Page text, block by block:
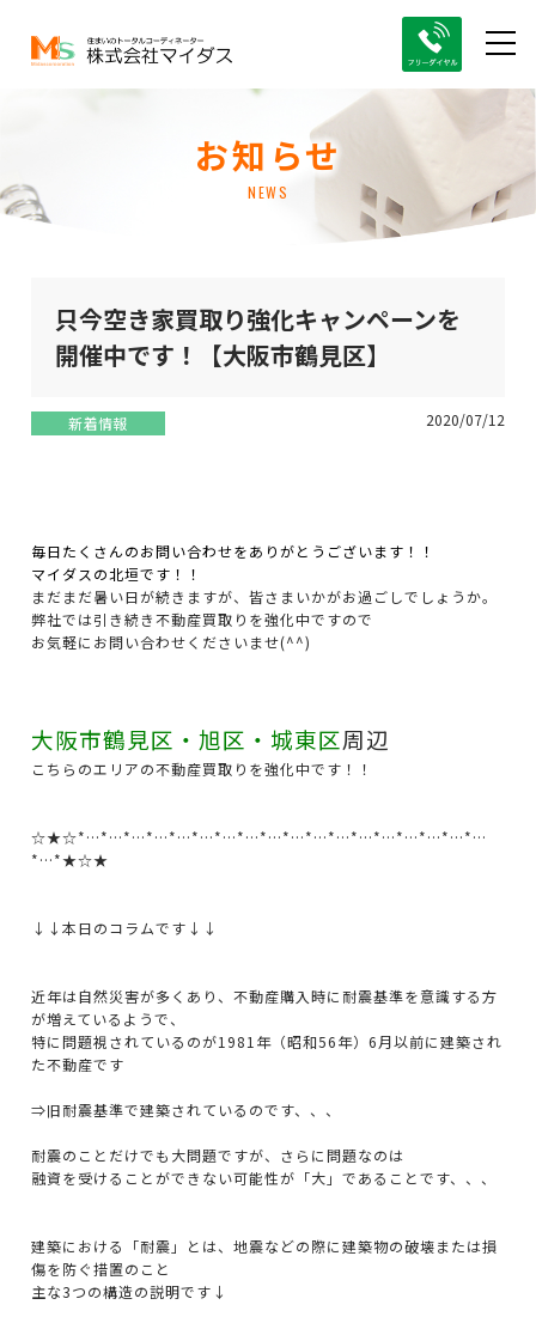
お知らせ
NEWS
只今空き家買取り強化キャンペーンを
開催中です！【大阪市鶴見区】
新着情報 2020/07/12
毎日たくさんのお問い合わせをありがとうございます！！
マイダスの北垣です！！
まだまだ暑い日が続きますが、皆さまいかがお過ごしでしょうか。
弊社では引き続き不動産買取りを強化中ですので
お気軽にお問い合わせくださいませ(^^)
大阪市鶴見区・旭区・城東区周辺
こちらのエリアの不動産買取りを強化中です！！
☆★☆*…*…*…*…*…*…*…*…*…*…*…*…*…*…*…*…*…*…
*…*★☆★
↓↓本日のコラムです↓↓
近年は自然災害が多くあり、不動産購入時に耐震基準を意識する方
が増えているようで、
特に問題視されているのが1981年（昭和56年）6月以前に建築され
た不動産です
⇒旧耐震基準で建築されているのです、、、
耐震のことだけでも大問題ですが、さらに問題なのは
融資を受けることができない可能性が「大」であることです、、、
建築における「耐震」とは、地震などの際に建築物の破壊または損
傷を防ぐ措置のこと
主な3つの構造の説明です↓